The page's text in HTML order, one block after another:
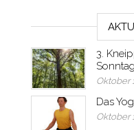
3.
Oktober
Das
Oktober